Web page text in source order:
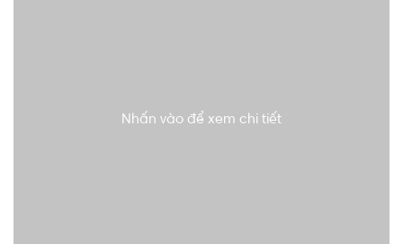
Nhấn vào để xem chi tiết